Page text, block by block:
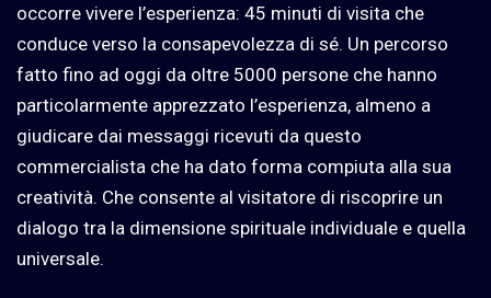
occorre vivere l’esperienza: 45 minuti di visita che
conduce verso la consapevolezza di sé. Un percorso
fatto fino ad oggi da oltre 5000 persone che hanno
particolarmente apprezzato l’esperienza, almeno a
giudicare dai messaggi ricevuti da questo
commercialista che ha dato forma compiuta alla sua
creatività. Che consente al visitatore di riscoprire un
dialogo tra la dimensione spirituale individuale e quella
universale.